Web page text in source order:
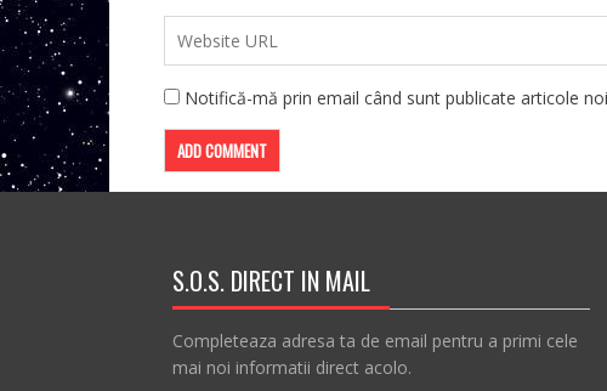
Notifică-mă prin email când sunt publicate articole
S.O.S. DIRECT IN MAIL
Completeaza adresa ta de email pentru a primi cele
mai noi informatii direct acolo.